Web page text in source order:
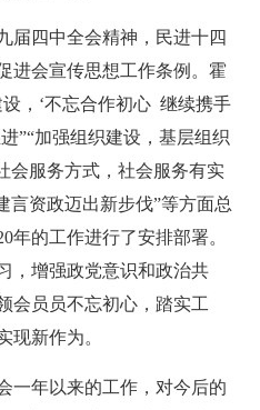
届四中全会精神，民进十四
进会宣传思想工作条例。霍
，‘不忘合作初心 继续携手
”“加强组织建设，基层组织
会服务方式，社会服务有实
言资政迈出新步伐”等方面总
年的工作进行了安排部署。
，增强政党意识和政治共
会员员不忘初心，踏实工
现新作为。
一年以来的工作，对今后的